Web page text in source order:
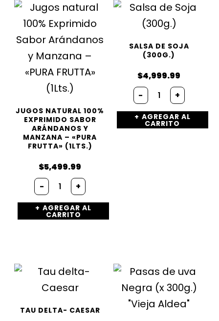
JUGOS NATURAL 100%
EXPRIMIDO SABOR
ARÁNDANOS Y
MANZANA – «PURA
FRUTTA» (1LTS.)
$5,499.99
- Jugos
natural
100%
Exprimido
Sabor
«PURA
(1Lts.)
+
AGREGAR AL
CARRITO
SALSA DE SOJA
(300G.)
$4,999.99
- Salsa
de
Soja
(300g.)
cantidad
+
AGREGAR AL
CARRITO
TAU DELTA- CAESAR